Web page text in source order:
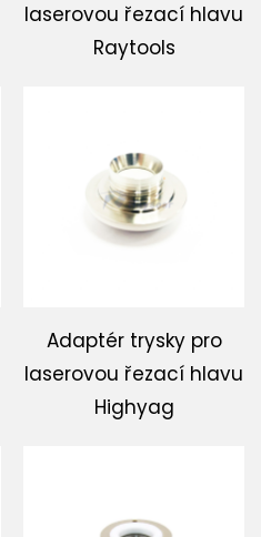
laserovou řezací hlavu
Raytools
Adaptér trysky pro
laserovou řezací hlavu
Highyag